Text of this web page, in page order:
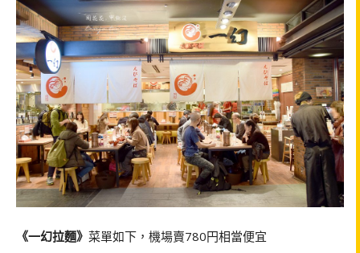
《一幻拉麵》 菜單如下，機場賣780円相當便宜